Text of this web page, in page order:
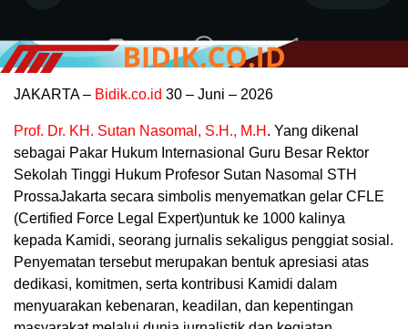
JAKARTA – Bidik.co.id 30 – Juni – 2026
Prof. Dr. KH. Sutan Nasomal, S.H., M.H . Yang dikenal
sebagai Pakar Hukum Internasional Guru Besar Rektor
Sekolah Tinggi Hukum Profesor Sutan Nasomal STH
ProssaJakarta secara simbolis menyematkan gelar CFLE
(Certified Force Legal Expert)untuk ke 1000 kalinya
kepada Kamidi, seorang jurnalis sekaligus penggiat sosial.
Penyematan tersebut merupakan bentuk apresiasi atas
dedikasi, komitmen, serta kontribusi Kamidi dalam
menyuarakan kebenaran, keadilan, dan kepentingan